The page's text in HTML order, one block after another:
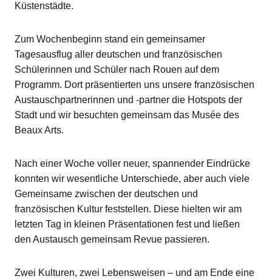
Küstenstädte.
Zum Wochenbeginn stand ein gemeinsamer
Tagesausflug aller deutschen und französischen
Schülerinnen und Schüler nach Rouen auf dem
Programm. Dort präsentierten uns unsere französischen
Austauschpartnerinnen und -partner die Hotspots der
Stadt und wir besuchten gemeinsam das Musée des
Beaux Arts.
Nach einer Woche voller neuer, spannender Eindrücke
konnten wir wesentliche Unterschiede, aber auch viele
Gemeinsame zwischen der deutschen und
französischen Kultur feststellen. Diese hielten wir am
letzten Tag in kleinen Präsentationen fest und ließen
den Austausch gemeinsam Revue passieren.
Zwei Kulturen, zwei Lebensweisen – und am Ende eine